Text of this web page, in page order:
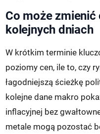
Co może
kolejnych dniach
W krótkim terminie
poziomy cen, ile to, czy
łagodniejszą ścieżkę
kolejne dane makro
inflacyjnej bez
metale mogą pozostać